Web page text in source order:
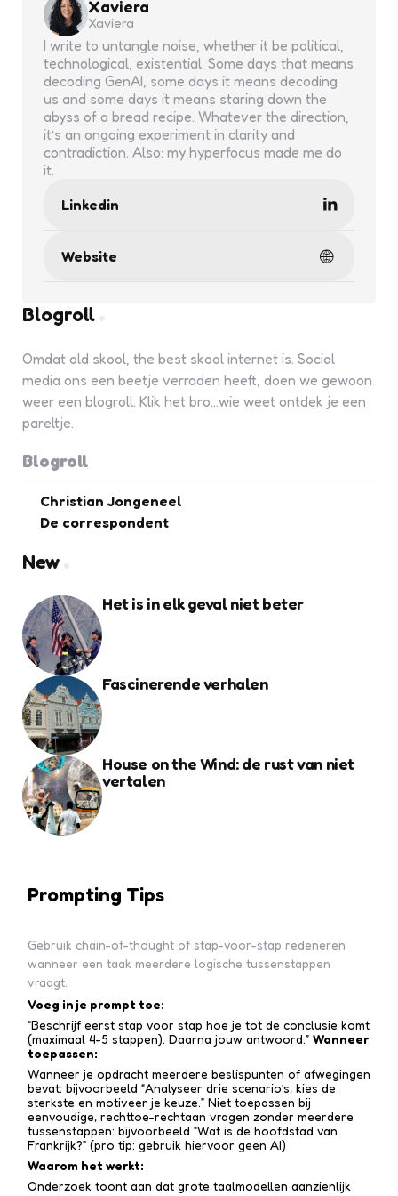
Xaviera
Xaviera
I write to untangle noise, whether it be political,
technological, existential. Some days that means
decoding GenAI, some days it means decoding
us and some days it means staring down the
abyss of a bread recipe. Whatever the direction,
it’s an ongoing experiment in clarity and
contradiction. Also: my hyperfocus made me do
it.
Linkedin
Website
Blogroll
Omdat old skool, the best skool internet is. Social
media ons een beetje verraden heeft, doen we gewoon
weer een blogroll. Klik het bro...wie weet ontdek je een
pareltje.
Blogroll
Christian Jongeneel
De correspondent
New
Het is in elk geval niet beter
Fascinerende verhalen
House on the Wind: de rust van niet
vertalen
Prompting Tips
Gebruik chain-of-thought of stap-voor-stap redeneren
wanneer een taak meerdere logische tussenstappen
vraagt.
Voeg in je prompt toe:
“Beschrijf eerst stap voor stap hoe je tot de conclusie komt
(maximaal 4-5 stappen). Daarna jouw antwoord.” Wanneer
toepassen:
Wanneer je opdracht meerdere beslispunten of afwegingen
bevat: bijvoorbeeld “Analyseer drie scenario’s, kies de
sterkste en motiveer je keuze.” Niet toepassen bij
eenvoudige, rechttoe-recht­aan vragen zonder meerdere
tussen­stappen: bijvoorbeeld “Wat is de hoofdstad van
Frankrijk?” (pro tip: gebruik hiervoor geen AI)
Waarom het werkt:
Onderzoek toont aan dat grote taalmodellen aanzienlijk